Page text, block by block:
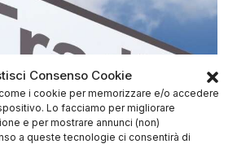
Consenso Cookie
i cookie per memorizzare e/o accedere
Lo facciamo per migliorare
e per mostrare annunci (non)
a queste tecnologie ci consentirà di